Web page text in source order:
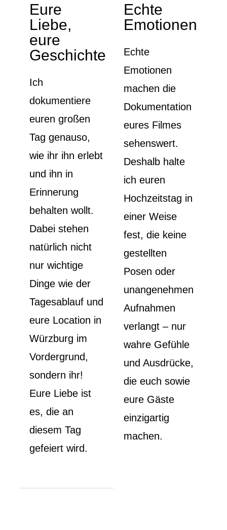
Eure
Liebe,
eure
Geschichte
Ich
dokumentiere
euren großen
Tag genauso,
wie ihr ihn erlebt
und ihn in
Erinnerung
behalten wollt.
Dabei stehen
natürlich nicht
nur wichtige
Dinge wie der
Tagesablauf und
eure Location in
Würzburg im
Vordergrund,
sondern ihr!
Eure Liebe ist
es, die an
diesem Tag
gefeiert wird.
Echte
Emotionen
Echte
Emotionen
machen die
Dokumentation
eures Filmes
sehenswert.
Deshalb halte
ich euren
Hochzeitstag in
einer Weise
fest, die keine
gestellten
Posen oder
unangenehmen
Aufnahmen
verlangt – nur
wahre Gefühle
und Ausdrücke,
die euch sowie
eure Gäste
einzigartig
machen.